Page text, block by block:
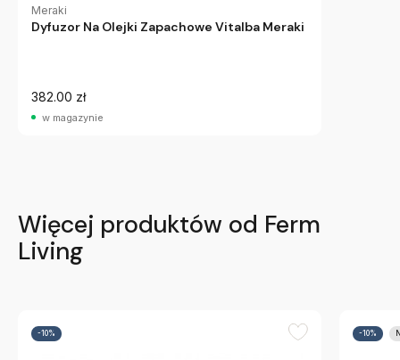
Meraki
Dyfuzor Na Olejki Zapachowe Vitalba Meraki
382.00 zł
w magazynie
Więcej produktów od Ferm
Living
-10% -10%